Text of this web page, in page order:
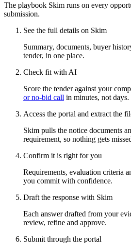
The playbook Skim runs on every
submission.
See the full details on Skim
Summary, documents, buyer
tender, in one place.
Check fit with AI
Score the tender against your
or no-bid call in minutes, not days.
Access the portal and extract the
Skim pulls the notice documents
requirement, so nothing gets
Confirm it is right for you
Requirements, evaluation criteria
you commit with confidence.
Draft the response with Skim
Each answer drafted from your
review, refine and approve.
Submit through the portal